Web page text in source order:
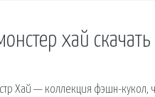
хай скачать
Хай — коллекция фэшн-